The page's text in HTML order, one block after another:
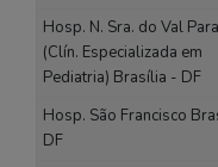
Hosp. N. Sra. do Val
(Clín. Especializada em
Pediatria) Brasília - DF
Hosp. São Francisco
DF